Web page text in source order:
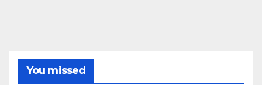
You missed